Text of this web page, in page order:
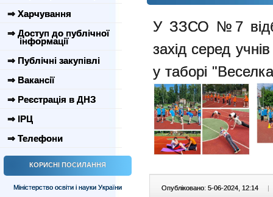
⇒ Харчування
⇒ Доступ до публічної
інформації
⇒ Публічні закупівлі
⇒ Вакансії
⇒ Реєстрація в ДНЗ
⇒ ІРЦ
⇒ Телефони
КОРИСНІ ПОСИЛАННЯ
Міністерство освіти і науки України
У ЗЗСО №7
захід серед
у таборі
Опубліковано: 5-06-2024, 12:14 |